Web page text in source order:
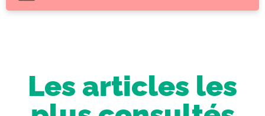
Les articles les